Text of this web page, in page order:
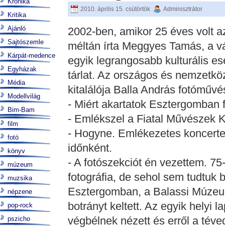
2010. április 15. csütörtök Adminisztrátor
2002-ben, amikor 25 éves volt
méltán írta Meggyes Tamás, a
egyik legrangosabb kulturális
tárlat. Az országos és
kitalálója Balla András
- Miért akartatok
- Emlékszel a Fiatal Művészek
- Hogyne. Emlékezetes
időnként.
- A fotószekciót én vezettem.
fotográfia, de sehol sem tudtuk
Esztergomban, a Balassi
botrányt keltett. Az egyik helyi
végbélnek nézett és erről a
Kritika
Ajánló
Sajtószemle
Kárpát-medence
Egyházak
Média
Modellvilág
Bim-Bam
film
fotó
könyv
múzeum
muzsika
népzene
pop-rock
pszicho